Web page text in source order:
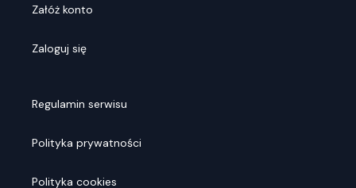
Załóż konto
Zaloguj się
Regulamin serwisu
Polityka prywatności
Polityka cookies